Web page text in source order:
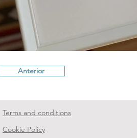
Anterior
Terms and conditions
Cookie Policy